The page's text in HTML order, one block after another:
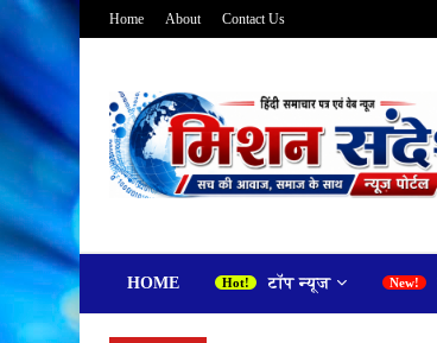
Home About Contact Us
HOME टॉप न्यूज